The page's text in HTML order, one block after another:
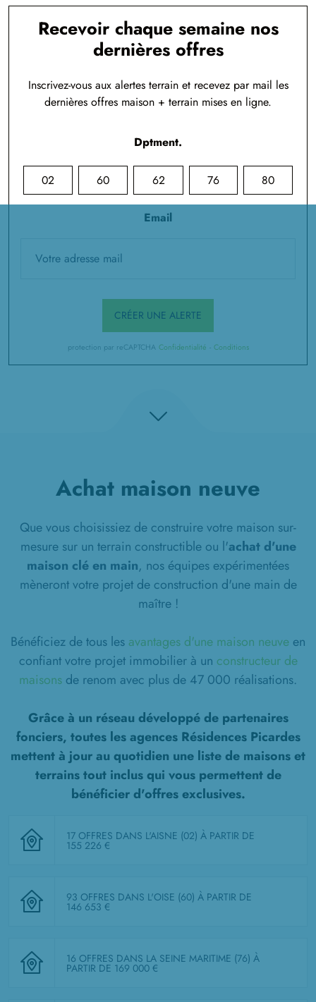
Recevoir chaque semaine nos
dernières offres
Inscrivez-vous aux alertes terrain et recevez par mail les
dernières offres maison + terrain mises en ligne.
Dptment.
02 60 62 76 80
Email
CRÉER UNE ALERTE
protection par reCAPTCHA Confidentialité - Conditions
Achat maison neuve
Que vous choisissiez de construire votre maison sur-
mesure sur un terrain constructible ou l'achat d'une
maison clé en main, nos équipes expérimentées
mèneront votre projet de construction d'une main de
maître !
Bénéficiez de tous les avantages d'une maison neuve en
confiant votre projet immobilier à un constructeur de
maisons de renom avec plus de 47 000 réalisations.
Grâce à un réseau développé de partenaires
fonciers, toutes les agences Résidences Picardes
mettent à jour au quotidien une liste de maisons et
terrains tout inclusqui vous permettent de
bénéficier d'offres exclusives.
17 OFFRES DANS L'AISNE (02) À PARTIR DE
155 226 €
93 OFFRES DANS L'OISE (60) À PARTIR DE
146 653 €
16 OFFRES DANS LA SEINE MARITIME (76) À
PARTIR DE 169 000 €